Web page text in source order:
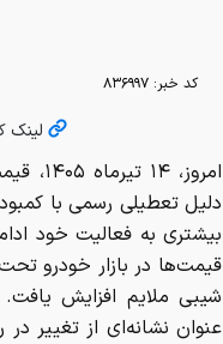
کد خبر: ۸۳۶۹۹۷
لینک
دلیل تعطیلی رسمی با
بیشتری به فعالیت خود
قیمت‌ها در بازار خودرو
شیبی ملایم افزایش
عنوان نشانه‌ای از تغییر